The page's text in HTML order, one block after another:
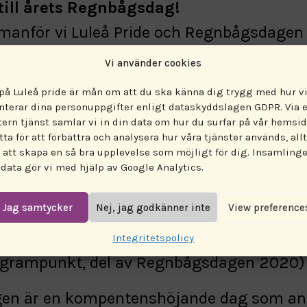
Vi använder cookies
Luleå pride är mån om att du ska känna dig trygg med hur vi
dina personuppgifter enligt dataskyddslagen GDPR. Via
tjänst samlar vi in din data om hur du surfar på vår
för att förbättra och analysera hur våra tjänster används, allt
att skapa en så bra upplevelse som möjligt för dig.
gör vi med hjälp av Google Analytics.
Jag samtycker Nej, jag godkänner inte View
Integritetspolicy
årets Regnbågsdag!
vi Luleå Pride och
transinkluderande
av RFSL Luleå och norra
Rättighetscentrum. Vi inleder
det är så viktigt med
Norrbotten.
del av Regnbågsdagen 2020)
är en kompentenshöjande dag som